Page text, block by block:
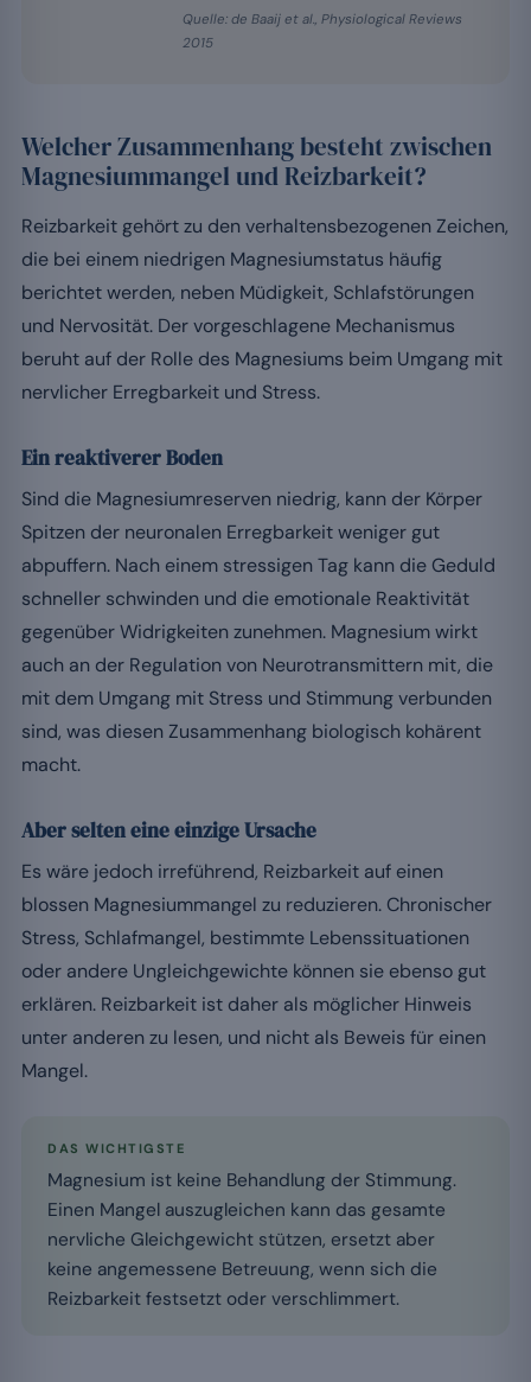
Quelle: de Baaij et al., Physiological Reviews
2015
Welcher Zusammenhang besteht zwischen
Magnesiummangel und Reizbarkeit?
Reizbarkeit gehört zu den verhaltensbezogenen Zeichen,
die bei einem niedrigen Magnesiumstatus häufig
berichtet werden, neben Müdigkeit, Schlafstörungen
und Nervosität. Der vorgeschlagene Mechanismus
beruht auf der Rolle des Magnesiums beim Umgang mit
nervlicher Erregbarkeit und Stress.
Ein reaktiverer Boden
Sind die Magnesiumreserven niedrig, kann der Körper
Spitzen der neuronalen Erregbarkeit weniger gut
abpuffern. Nach einem stressigen Tag kann die Geduld
schneller schwinden und die emotionale Reaktivität
gegenüber Widrigkeiten zunehmen. Magnesium wirkt
auch an der Regulation von Neurotransmittern mit, die
mit dem Umgang mit Stress und Stimmung verbunden
sind, was diesen Zusammenhang biologisch kohärent
macht.
Aber selten eine einzige Ursache
Es wäre jedoch irreführend, Reizbarkeit auf einen
blossen Magnesiummangel zu reduzieren. Chronischer
Stress, Schlafmangel, bestimmte Lebenssituationen
oder andere Ungleichgewichte können sie ebenso gut
erklären. Reizbarkeit ist daher als möglicher Hinweis
unter anderen zu lesen, und nicht als Beweis für einen
Mangel.
DAS WICHTIGSTE
Magnesium ist keine Behandlung der Stimmung.
Einen Mangel auszugleichen kann das gesamte
nervliche Gleichgewicht stützen, ersetzt aber
keine angemessene Betreuung, wenn sich die
Reizbarkeit festsetzt oder verschlimmert.